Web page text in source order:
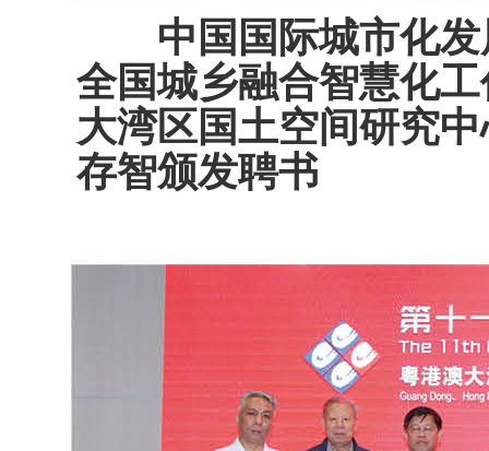
中国国际城市化
全国城乡融合智慧化
大湾区国土空间研究
存智颁发聘书